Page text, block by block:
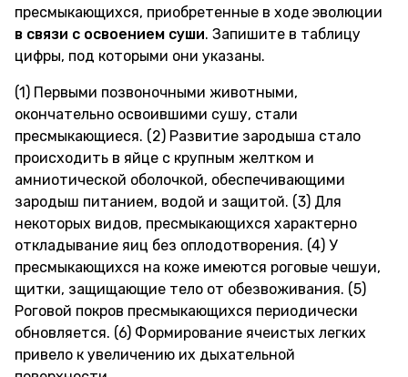
пресмыкающихся, приобретенные в ходе эволюции
в связи с освоением суши. Запишите в таблицу
цифры, под которыми они указаны.
(1) Первыми позвоночными животными,
окончательно освоившими сушу, стали
пресмыкающиеся. (2) Развитие зародыша стало
происходить в яйце с крупным желтком и
амниотической оболочкой, обеспечивающими
зародыш питанием, водой и защитой. (3) Для
некоторых видов, пресмыкающихся характерно
откладывание яиц без оплодотворения. (4) У
пресмыкающихся на коже имеются роговые чешуи,
щитки, защищающие тело от обезвоживания. (5)
Роговой покров пресмыкающихся периодически
обновляется. (6) Формирование ячеистых легких
привело к увеличению их дыхательной